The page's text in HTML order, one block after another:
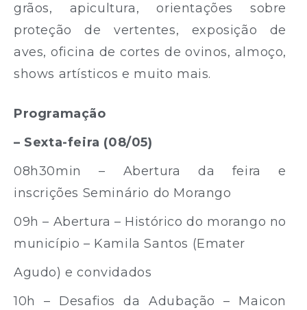
grãos, apicultura, orientações sobre
proteção de vertentes, exposição de
aves, oficina de cortes de ovinos, almoço,
shows artísticos e muito mais.
Programação
– Sexta-feira (08/05)
08h30min – Abertura da feira e
inscrições Seminário do Morango
09h – Abertura – Histórico do morango no
município – Kamila Santos (Emater
Agudo) e convidados
10h – Desafios da Adubação – Maicon